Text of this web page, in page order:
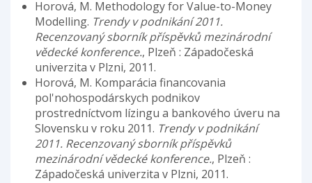
Horová, M. Methodology for Value-to-Money
Modelling. Trendy v podnikání 2011.
Recenzovaný sborník příspěvků mezinárodní
vědecké konference., Plzeň : Západočeská
univerzita v Plzni, 2011.
Horová, M. Komparácia financovania
pol'nohospodárskych podnikov
prostredníctvom lízingu a bankového úveru na
Slovensku v roku 2011. Trendy v podnikání
2011. Recenzovaný sborník příspěvků
mezinárodní vědecké konference., Plzeň :
Západočeská univerzita v Plzni, 2011.